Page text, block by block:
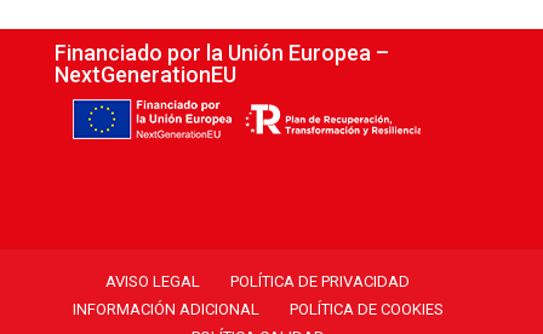
Financiado por la Unión Europea –
NextGenerationEU
AVISO LEGAL
POLÍTICA DE PRIVACIDAD
INFORMACIÓN ADICIONAL
POLÍTICA DE COOKIES